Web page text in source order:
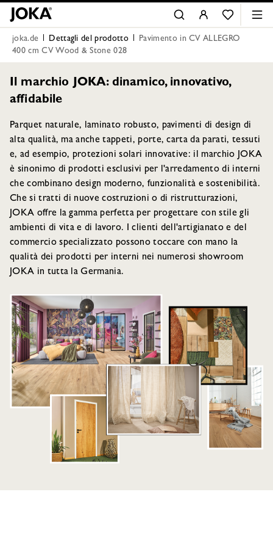
joka.de Dettagli del prodotto
Pavimento in CV ALLEGRO
400 cm CV Wood & Stone 028
Il marchio JOKA: dinamico, innovativo,
affidabile
Parquet naturale, laminato robusto, pavimenti di design di
alta qualità, ma anche tappeti, porte, carta da parati, tessuti
e, ad esempio, protezioni solari innovative: il marchio JOKA
è sinonimo di prodotti esclusivi per l'arredamento di interni
che combinano design moderno, funzionalità e sostenibilità.
Che si tratti di nuove costruzioni o di ristrutturazioni,
JOKA offre la gamma perfetta per progettare con stile gli
ambienti di vita e di lavoro. I clienti dell'artigianato e del
commercio specializzato possono toccare con mano la
qualità dei prodotti per interni nei numerosi showroom
JOKA in tutta la Germania.